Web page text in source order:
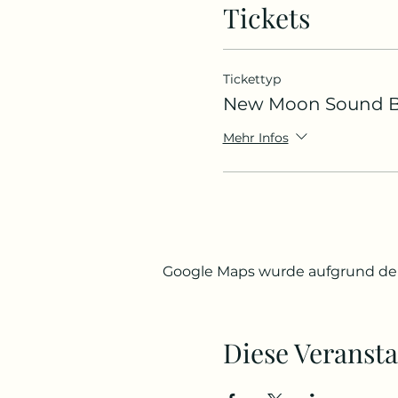
Bitte sei pünktlich (ca 5
zurückerstatten. Bei
gerne kannst du aber
Tickets
Tickettyp
New Moon Sound
Mehr Infos
Google Maps wurde aufgrund
Diese